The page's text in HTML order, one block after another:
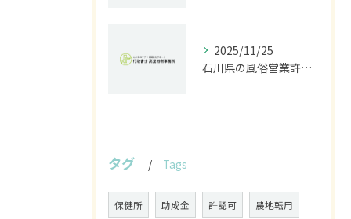
2025/11/25
石川県の風俗営業許可なら行政書士高見裕樹事務所｜金沢・野々市・白山対応｜警察事前相談から図面作成まで
タグ Tags
保健所 助成金 許認可 農地転用